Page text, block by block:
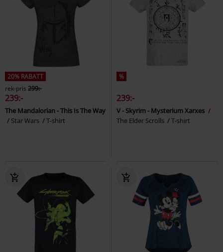
20% RABATT
rek-pris 299:-
239:-
The Mandalorian - This Is The Way
Star Wars
T-shirt
%
239:-
V - Skyrim - Mysterium Xarxes
The Elder Scrolls
T-shirt